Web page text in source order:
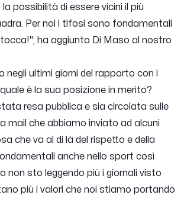
possibilità di essere vicini il più
Per noi i tifosi sono fondamentali
ha aggiunto Di Maso al nostro
negli ultimi giorni del rapporto con i
è la sua posizione in merito?
resa pubblica e sia circolata sulle
mail che abbiamo inviato ad alcuni
che va al di là del rispetto e della
anche nello sport così
non sto leggendo più i giornali visto
più i valori che noi stiamo portando